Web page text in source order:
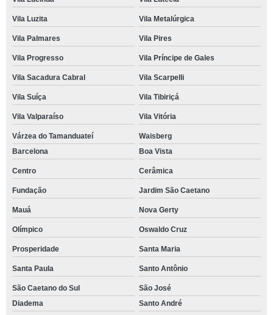
Vila Luzita Vila Metalúrgica
Vila Palmares Vila Pires
Vila Progresso Vila Príncipe de Gales
Vila Sacadura Cabral Vila Scarpelli
Vila Suíça Vila Tibiriçá
Vila Valparaíso Vila Vitória
Várzea do Tamanduateí
Waisberg
Barcelona
Boa Vista
Centro Cerâmica
Fundação Jardim São Caetano
Mauá Nova Gerty
Olímpico Oswaldo Cruz
Prosperidade Santa Maria
Santa Paula Santo Antônio
São Caetano do Sul
São José
Diadema
Santo André